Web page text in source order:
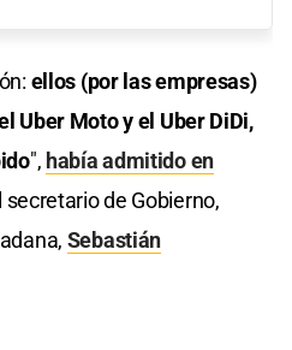
ellos (por las empresas)
Uber Moto y el Uber DiDi,
", había admitido en
secretario de Gobierno,
Sebastián